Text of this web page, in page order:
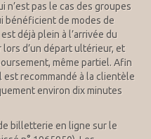
n’est pas le cas des groupes
bénéficient de modes de
déjà plein à l’arrivée du
d’un départ ultérieur, et
même partiel. Afin
est recommandé à la clientèle
environ dix minutes
billetterie en ligne sur le